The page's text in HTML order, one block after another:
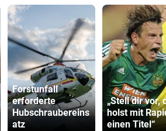
Forstunfall
erforderte
Hubschraubereins
atz
„Stell dir vor,
holst mit
einen Titel“